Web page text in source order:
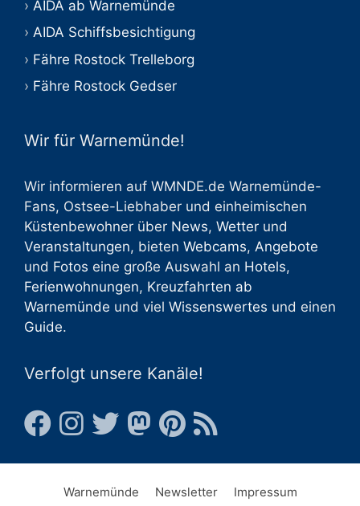
AIDA ab Warnemünde
AIDA Schiffsbesichtigung
Fähre Rostock Trelleborg
Fähre Rostock Gedser
Wir für Warnemünde!
Wir informieren auf WMNDE.de Warnemünde-
Fans, Ostsee-Liebhaber und einheimischen
Küstenbewohner über News, Wetter und
Veranstaltungen, bieten Webcams, Angebote
und Fotos eine große Auswahl an Hotels,
Ferienwohnungen, Kreuzfahrten ab
Warnemünde und viel Wissenswertes und einen
Guide.
Verfolgt unsere Kanäle!
Warnemünde Newsletter Impressum